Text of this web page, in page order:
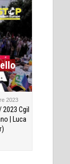
2023
Cgil
| Luca